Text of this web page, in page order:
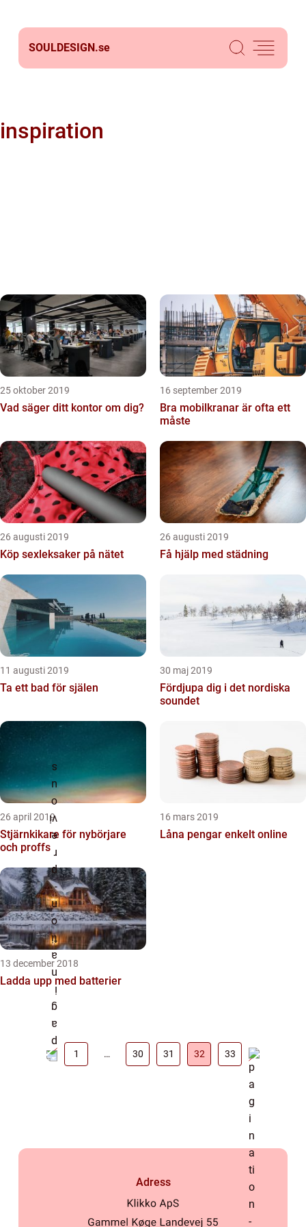
SOULDESIGN.se
inspiration
25 oktober 2019
Vad säger ditt kontor om dig?
16 september 2019
Bra mobilkranar är ofta ett
måste
26 augusti 2019
Köp sexleksaker på nätet
26 augusti 2019
Få hjälp med städning
11 augusti 2019
Ta ett bad för själen
30 maj 2019
Fördjupa dig i det nordiska
soundet
26 april 2019
Stjärnkikare för nybörjare
och proffs
16 mars 2019
Låna pengar enkelt online
13 december 2018
Ladda upp med batterier
1 … 30 31 32 33
Adress